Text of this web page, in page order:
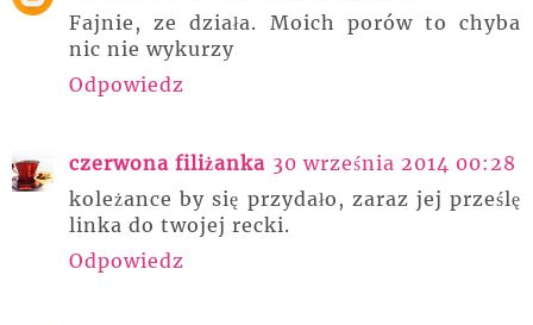
Fajnie, ze działa. Moich porów to chyba
nic nie wykurzy
Odpowiedz
czerwona filiżanka 30 września 2014 00:28
koleżance by się przydało, zaraz jej prześlę
linka do twojej recki.
Odpowiedz